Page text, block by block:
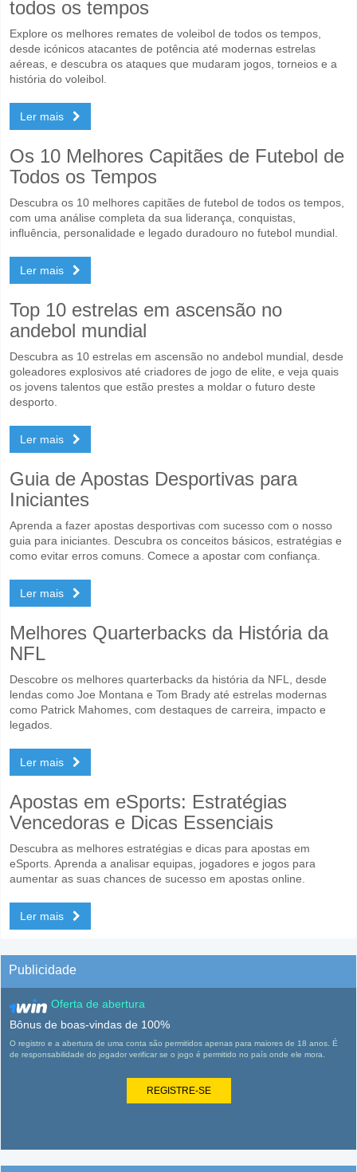
todos os tempos
Explore os melhores remates de voleibol de todos os tempos,
desde icónicos atacantes de potência até modernas estrelas
aéreas, e descubra os ataques que mudaram jogos, torneios e a
história do voleibol.
Ler mais
Os 10 Melhores Capitães de Futebol de
Todos os Tempos
Descubra os 10 melhores capitães de futebol de todos os tempos,
com uma análise completa da sua liderança, conquistas,
influência, personalidade e legado duradouro no futebol mundial.
Ler mais
Top 10 estrelas em ascensão no
andebol mundial
Descubra as 10 estrelas em ascensão no andebol mundial, desde
goleadores explosivos até criadores de jogo de elite, e veja quais
os jovens talentos que estão prestes a moldar o futuro deste
desporto.
Ler mais
Guia de Apostas Desportivas para
Iniciantes
Aprenda a fazer apostas desportivas com sucesso com o nosso
guia para iniciantes. Descubra os conceitos básicos, estratégias e
como evitar erros comuns. Comece a apostar com confiança.
Ler mais
Melhores Quarterbacks da História da
NFL
Descobre os melhores quarterbacks da história da NFL, desde
lendas como Joe Montana e Tom Brady até estrelas modernas
como Patrick Mahomes, com destaques de carreira, impacto e
legados.
Ler mais
Apostas em eSports: Estratégias
Vencedoras e Dicas Essenciais
Descubra as melhores estratégias e dicas para apostas em
eSports. Aprenda a analisar equipas, jogadores e jogos para
aumentar as suas chances de sucesso em apostas online.
Ler mais
Publicidade
Oferta de abertura
Bônus de boas-vindas de 100%
O registro e a abertura de uma conta são permitidos apenas para maiores de 18 anos. É
de responsabilidade do jogador verificar se o jogo é permitido no país onde ele mora.
REGISTRE-SE